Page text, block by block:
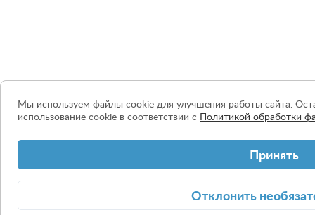
Мы используем файлы cookie для улучшения работы сайта.
использование cookie в соответствии с Политикой обработки
Принять
Отклонить